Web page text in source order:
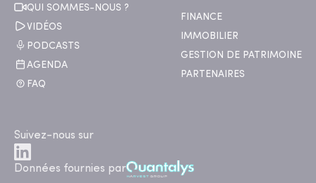
QUI SOMMES-NOUS ?
VIDÉOS
PODCASTS
AGENDA
FAQ
FINANCE
IMMOBILIER
GESTION DE PATRIMOINE
PARTENAIRES
Suivez-nous sur
Données fournies par